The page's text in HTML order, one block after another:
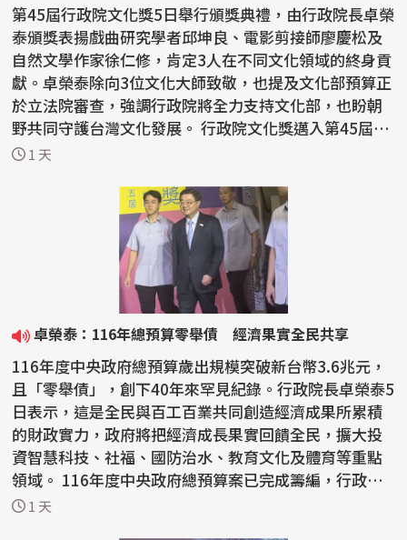
第45屆行政院文化獎5日舉行頒獎典禮，由行政院長卓榮
泰頒獎表揚戲曲研究學者邱坤良、電影剪接師廖慶松及
自然文學作家徐仁修，肯定3人在不同文化領域的終身貢
獻。卓榮泰除向3位文化大師致敬，也提及文化部預算正
於立法院審查，強調行政院將全力支持文化部，也盼朝
野共同守護台灣文化發展。 行政院文化獎邁入第45屆，
今...1 天
卓榮泰：116年總預算零舉債 經濟果實全民共享
116年度中央政府總預算歲出規模突破新台幣3.6兆元，
且「零舉債」，創下40年來罕見紀錄。行政院長卓榮泰5
日表示，這是全民與百工百業共同創造經濟成果所累積
的財政實力，政府將把經濟成長果實回饋全民，擴大投
資智慧科技、社福、國防治水、教育文化及體育等重點
領域。 116年度中央政府總預算案已完成籌編，行政院4
日下...
1 天